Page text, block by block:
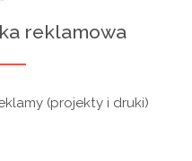
reklamowa
(projekty i druki)